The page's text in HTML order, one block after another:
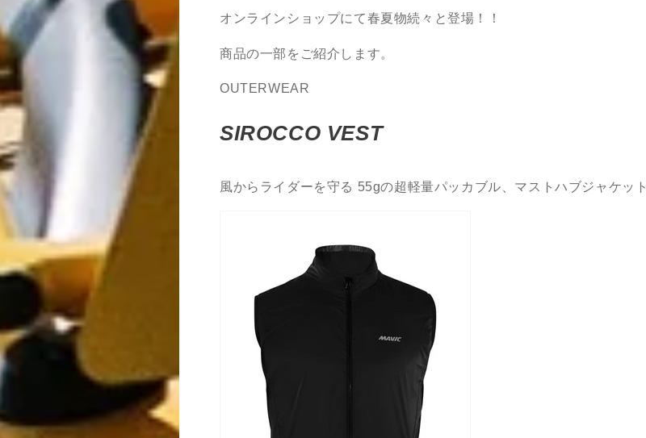
オンラインショップにて春夏物続々と登場！！
商品の一部をご紹介します。
OUTERWEAR
SIROCCO VEST
風からライダーを守る 55gの超軽量パッカブル、マストハブジャケット